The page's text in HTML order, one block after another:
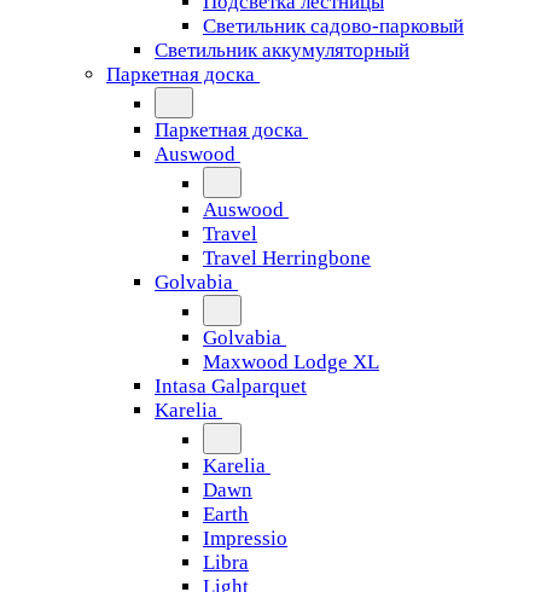
Светильник садово-парковый
Светильник аккумуляторный
Паркетная доска
Паркетная доска
Auswood
Auswood
Travel
Travel Herringbone
Golvabia
Golvabia
Maxwood Lodge XL
Intasa Galparquet
Karelia
Karelia
Dawn
Earth
Impressio
Libra
Light